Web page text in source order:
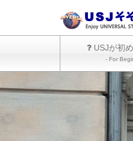
USJが初
- For